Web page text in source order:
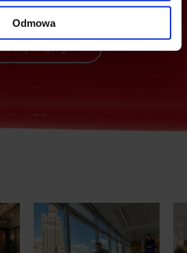
Odmowa
Send enquiry
Group enquiry